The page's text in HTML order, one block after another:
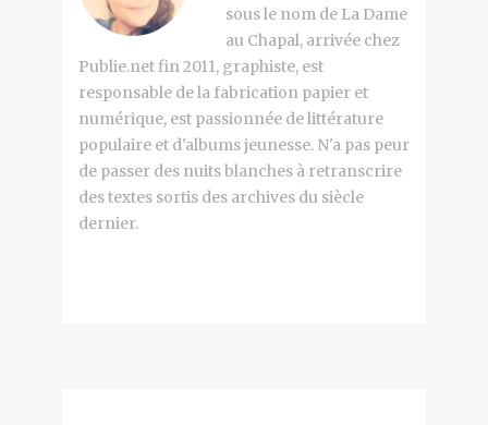
sous le nom de La Dame
au Chapal, arrivée chez
Publie.net fin 2011, graphiste, est
responsable de la fabrication papier et
numérique, est passionnée de littérature
populaire et d'albums jeunesse. N'a pas peur
de passer des nuits blanches à retranscrire
des textes sortis des archives du siècle
dernier.